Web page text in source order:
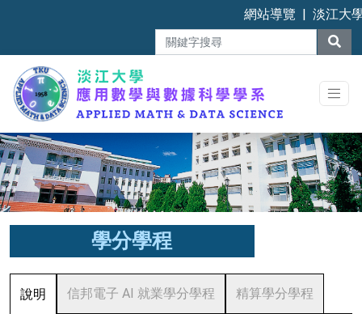
網站導覽 | 淡江大
學分學程
說明 信邦電子 AI 就業學分學程 精算學分學程